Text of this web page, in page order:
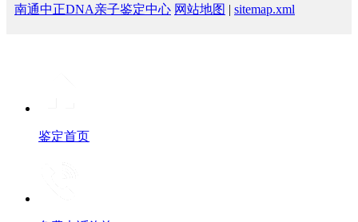
南通中正DNA亲子鉴定中心 网站地图 | sitemap.xml
鉴定首页